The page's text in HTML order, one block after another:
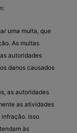
uma multa, que
As multas
autoridades
danos causados
as autoridades
as atividades
Isso
às